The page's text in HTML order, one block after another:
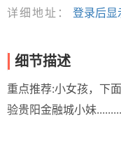
详细地址：
登录后显
细节描述
重点推荐:小女孩，下
验贵阳金融城小妹